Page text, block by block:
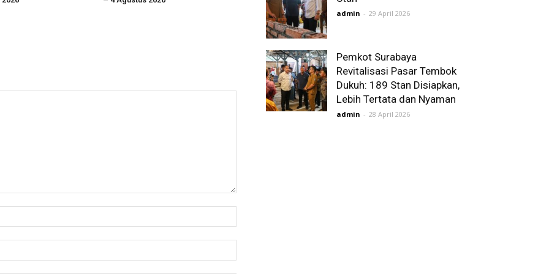
admin - 29 April 2026
Pemkot Surabaya
Revitalisasi Pasar Tembok
Dukuh: 189 Stan Disiapkan,
Lebih Tertata dan Nyaman
admin - 28 April 2026